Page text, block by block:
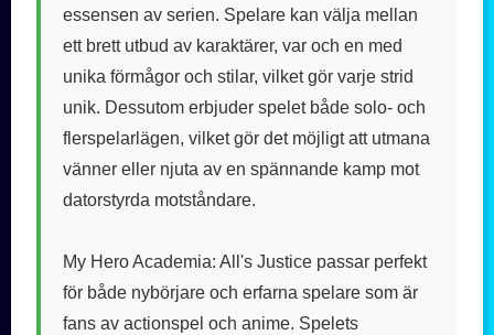
essensen av serien. Spelare kan välja mellan
ett brett utbud av karaktärer, var och en med
unika förmågor och stilar, vilket gör varje strid
unik. Dessutom erbjuder spelet både solo- och
flerspelarlägen, vilket gör det möjligt att utmana
vänner eller njuta av en spännande kamp mot
datorstyrda motståndare.
My Hero Academia: All's Justice passar perfekt
för både nybörjare och erfarna spelare som är
fans av actionspel och anime. Spelets